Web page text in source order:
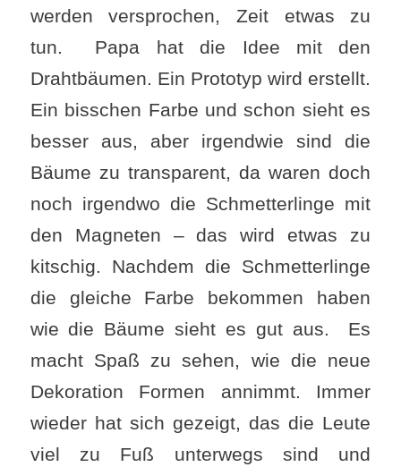
werden versprochen, Zeit etwas zu
tun. Papa hat die Idee mit den
Drahtbäumen. Ein Prototyp wird erstellt.
Ein bisschen Farbe und schon sieht es
besser aus, aber irgendwie sind die
Bäume zu transparent, da waren doch
noch irgendwo die Schmetterlinge mit
den Magneten – das wird etwas zu
kitschig. Nachdem die Schmetterlinge
die gleiche Farbe bekommen haben
wie die Bäume sieht es gut aus. Es
macht Spaß zu sehen, wie die neue
Dekoration Formen annimmt. Immer
wieder hat sich gezeigt, das die Leute
viel zu Fuß unterwegs sind und